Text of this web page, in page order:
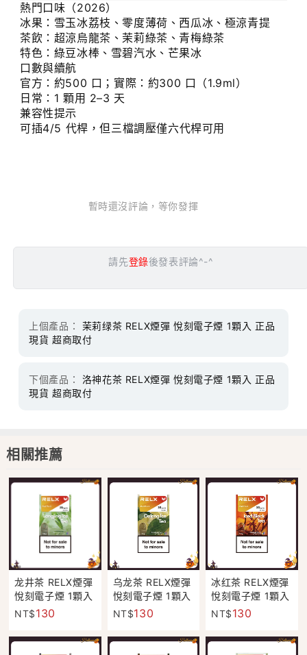
熱門口味（2026）
冰果：雪玉冰荔枝、零度薄荷、西瓜冰、極涼青提
茶飲：超涼烏龍茶、茉莉綠茶、青梅綠茶
特色：綠豆冰棒、雪碧汽水、芒果冰
口數與續航
官方：約500 口；實際：約300 口（1.9ml）
日常：1 顆用 2–3 天
兼容性提示
可插4/5 代桿，但三檔調壓僅六代桿可用
暫時還沒評論，等你發揮
請先登錄後發表評論^-^
上個產品：
茉莉绿茶 RELX煙彈 悅刻電子煙 1顆入 正品
現貨 超商取付
下個產品：
洛神花茶 RELX煙彈 悅刻電子煙 1顆入 正品
現貨 超商取付
相關推薦
龙井茶 RELX煙彈
悅刻電子煙 1顆入
正品現貨 超商取
NT$130
乌龙茶 RELX煙彈
悅刻電子煙 1顆入
正品現貨 超商取
NT$130
冰红茶 RELX煙彈
悅刻電子煙 1顆入
正品現貨 超商取
NT$130